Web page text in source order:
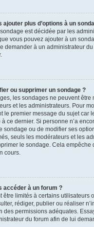
ajouter plus d’options à un
sondage est décidée par les
vous pouvez ajouter à un
demander à un administrateur du
ou supprimer un sondage ?
les sondages ne peuvent être
et les administrateurs. Pour
le premier message du sujet car
ce dernier. Si personne n’a
sondage ou de modifier ses
seuls les modérateurs et les
le sondage. Cela empêche
cours.
accéder à un forum ?
être limités à certains utilisateurs
rédiger, publier ou réaliser
des permissions adéquates.
du forum afin de lui